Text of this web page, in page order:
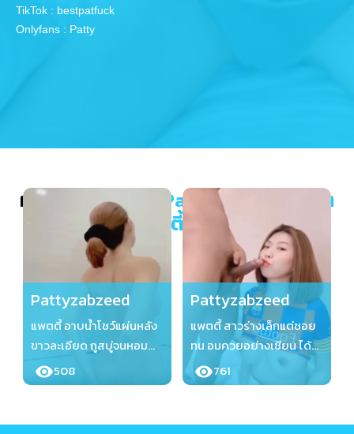
TikTok : bestpatfuck
Onlyfans : Patty
ผลงานล่าสุดของ Pattyzabzeed แพต
ตี้
Pattyzabzeed
แพตตี้ อาบน้ำโชว์แผ่นหลัง
ขาวละเอียด ถูสบู่จนหอม
ออกมาหน้าจอเลย
Pattyzabzeed
508
Pattyzabzeed
แพตตี้ สาวร่างเล็กแต่ซอย
ทน อมควยอย่างเซียน ได้
เสียวเลยจ้า
Pattyzabzeed
761